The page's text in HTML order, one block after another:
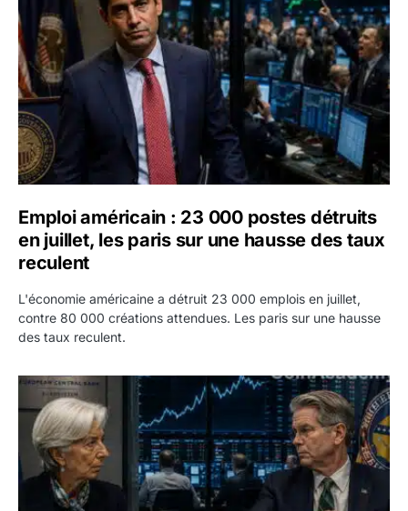
Emploi américain : 23 000 postes détruits
en juillet, les paris sur une hausse des taux
reculent
L'économie américaine a détruit 23 000 emplois en juillet,
contre 80 000 créations attendues. Les paris sur une hausse
des taux reculent.
Yen : Washington a vendu des euros sans prévenir la